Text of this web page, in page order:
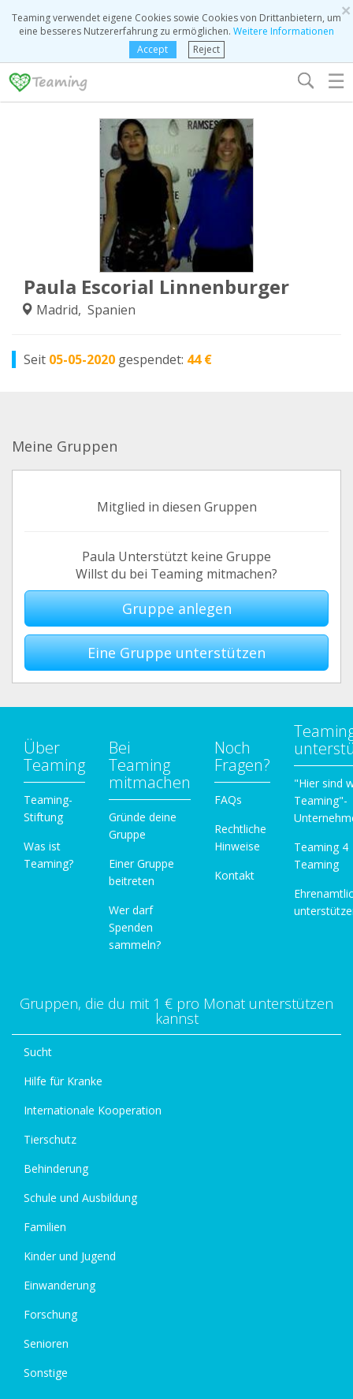
×
Teaming verwendet eigene Cookies sowie Cookies von Drittanbietern, um
eine besseres Nutzererfahrung zu ermöglichen. Weitere Informationen
Accept
Reject
☰
Paula Escorial Linnenburger
Madrid, Spanien
Seit 05-05-2020 gespendet: 44 €
Meine Gruppen
Mitglied in diesen Gruppen
Paula Unterstützt keine Gruppe
Willst du bei Teaming mitmachen?
Gruppe anlegen
Eine Gruppe unterstützen
Über
Teaming
Teaming-
Stiftung
Was ist
Teaming?
Bei
Teaming
mitmachen
Gründe deine
Gruppe
Einer Gruppe
beitreten
Wer darf
Spenden
sammeln?
Noch
Fragen?
FAQs
Rechtliche
Hinweise
Kontakt
"Hier sind
Teaming"-
Teaming 4
Teaming
Gruppen, die du mit 1 € pro Monat unterstützen
kannst
Sucht
Hilfe für Kranke
Internationale Kooperation
Tierschutz
Behinderung
Schule und Ausbildung
Familien
Kinder und Jugend
Einwanderung
Forschung
Senioren
Sonstige